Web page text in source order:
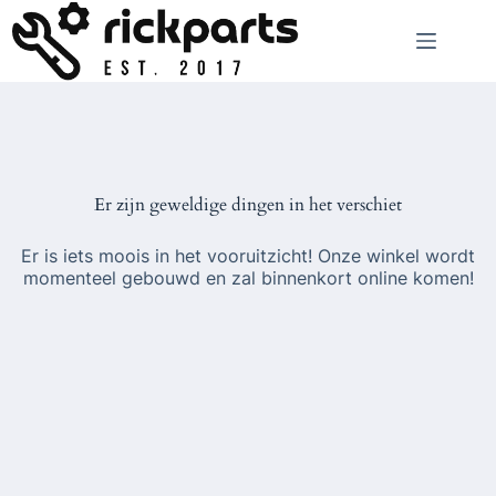
naar
de
inhoud
Er zijn geweldige dingen in het verschiet
Er is iets moois in het vooruitzicht! Onze winkel wordt
momenteel gebouwd en zal binnenkort online komen!